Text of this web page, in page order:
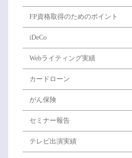
FP資格取得のためのポイント
iDeCo
Webライティング実績
カードローン
がん保険
セミナー報告
テレビ出演実績